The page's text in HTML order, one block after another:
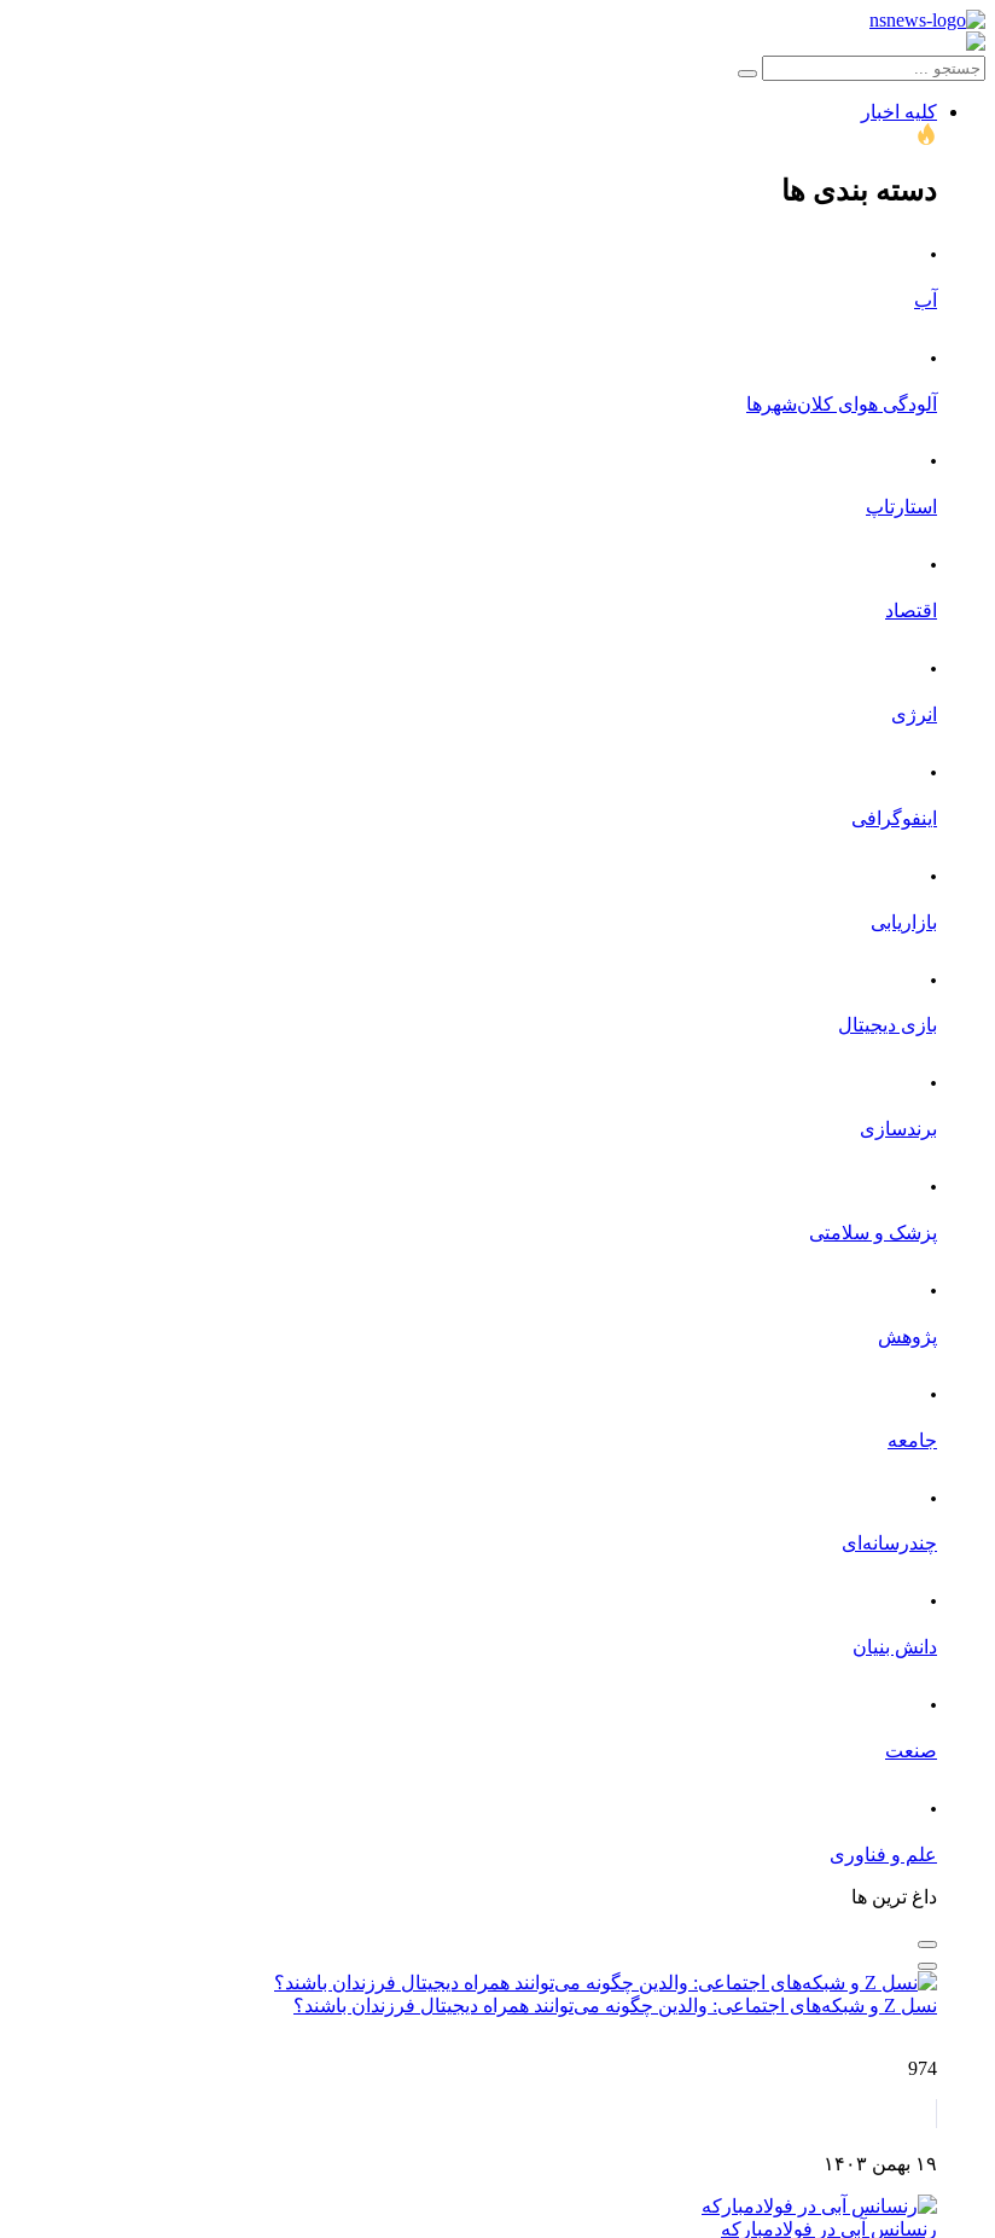
کلیه اخبار
دسته بندی ها
.
آب
.
آلودگی هوای کلان‌شهرها
.
استارتاپ
.
اقتصاد
.
انرژی
.
اینفوگرافی
.
بازاریابی
.
بازی دیجیتال
.
برندسازی
.
پزشک و سلامتی
.
پژوهش
.
جامعه
.
چندرسانه‌ای
.
دانش بنیان
.
صنعت
.
علم و فناوری
داغ ترین ها
نسل Z و شبکه‌های اجتماعی: والدین چگونه می‌توانند همراه دیجیتال فرزندان باشند؟
974
۱۹ بهمن ۱۴۰۳
رنسانس آبی در فولادمبارکه